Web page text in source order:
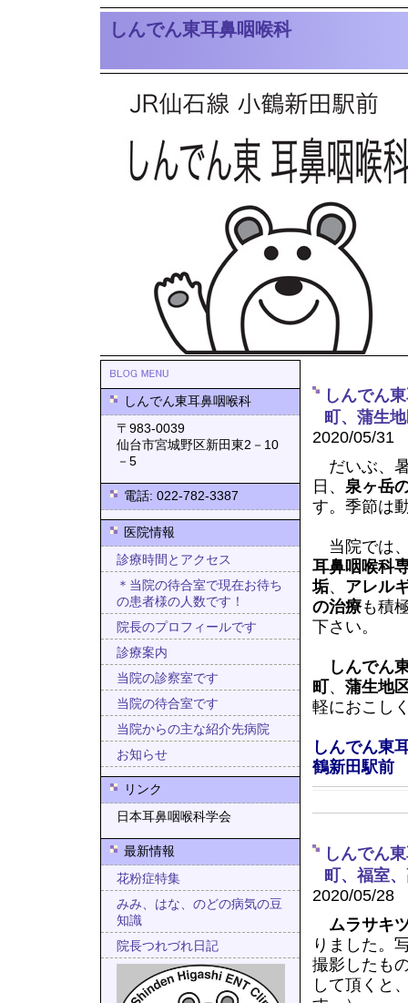
しんでん東耳鼻咽喉科
しんでん東耳鼻咽喉科
〒983-0039
仙台市宮城野区新田東2－10
－5
電話: 022-782-3387
医院情報
診療時間とアクセス
＊当院の待合室で現在お待ち
の患者様の人数です！
院長のプロフィールです
診療案内
当院の診察室です
当院の待合室です
当院からの主な紹介先病院
お知らせ
リンク
日本耳鼻咽喉科学会
最新情報
花粉症特集
みみ、はな、のどの病気の豆
知識
院長つれづれ日記
しんでん
町、蒲生
2020/05/31
だいぶ、
日、 泉ヶ岳
す。季節は
当院では
耳鼻咽喉科
垢、 アレル
の治療も積
下さい。
しんでん
町、 蒲生地
軽におこし
しんでん東
鶴新田駅前
しんでん
町、福室
2020/05/28
ムラサキ
りました。
撮影したも
して頂くと